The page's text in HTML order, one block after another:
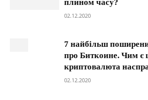
плином часу?
02.12.2020
7 найбільш
про Биткоине. Чим є
криптовалюта
02.12.2020